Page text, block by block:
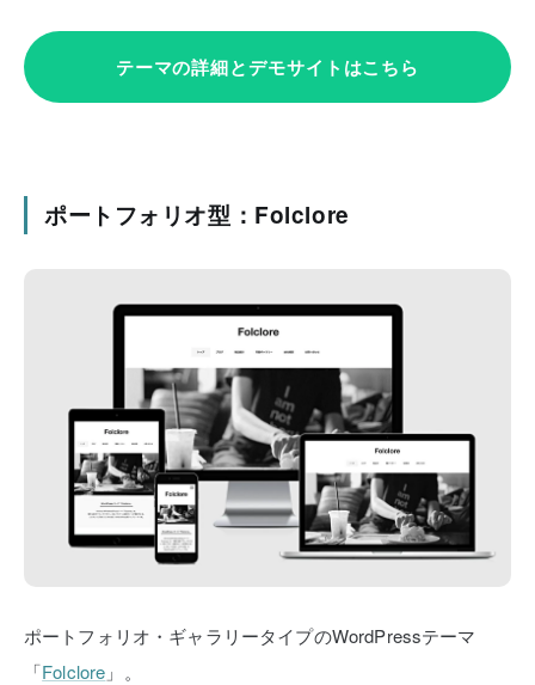
テーマの詳細とデモサイトはこちら
ポートフォリオ型：Folclore
ポートフォリオ・ギャラリータイプのWordPressテーマ
「Folclore 」。